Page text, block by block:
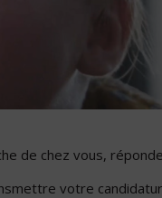
de chez vous,
votre